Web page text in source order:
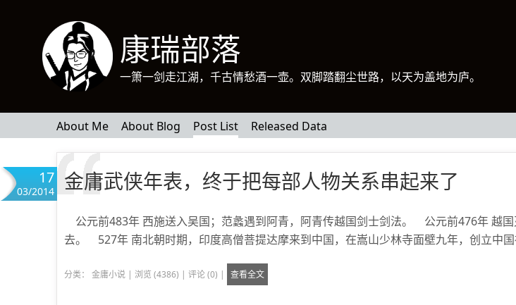
康瑞部落
一箫一剑走江湖，千古情愁酒一壶。双脚踏翻尘世路，以天为盖地为庐。
About Me About Blog Post List Released Data
17
03/2014 金庸武侠年表，终于把每部人物关系串起来了
公元前483年 西施送入吴国；范蠡遇到阿青，阿青传越国剑士剑法。 公元前476年 越
去。 527年 南北朝时期，印度高僧菩提达摩来到中国，在嵩山少林寺面壁九年，创立中
分类： 金庸小说 | 浏览 (4386) | 评论 (0) | 查看全文